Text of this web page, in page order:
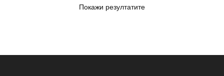
Покажи резултатите